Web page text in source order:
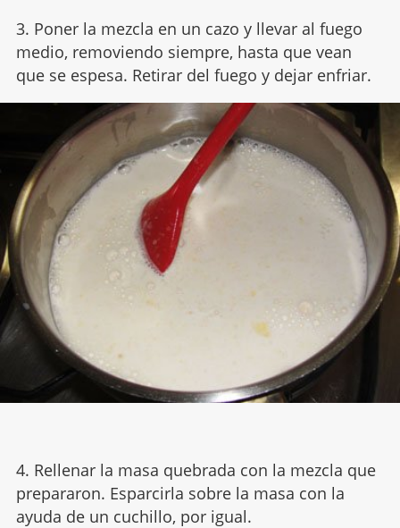
3. Poner la mezcla en un cazo y llevar al fuego
medio, removiendo siempre, hasta que vean
que se espesa. Retirar del fuego y dejar enfriar.
4. Rellenar la masa quebrada con la mezcla que
prepararon. Esparcirla sobre la masa con la
ayuda de un cuchillo, por igual.